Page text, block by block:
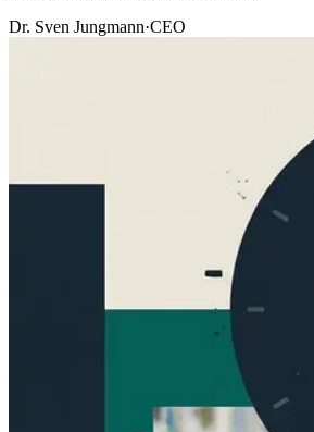
Dr. Sven Jungmann·CEO